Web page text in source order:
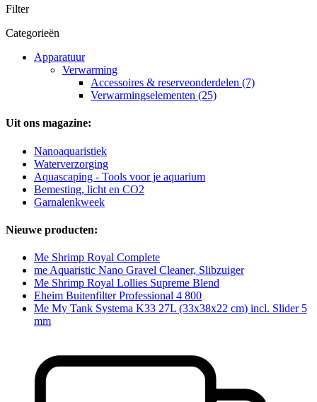
Filter
Categorieën
Apparatuur
Verwarming
Accessoires & reserveonderdelen (7)
Verwarmingselementen (25)
Uit ons magazine:
Nanoaquaristiek
Waterverzorging
Aquascaping - Tools voor je aquarium
Bemesting, licht en CO2
Garnalenkweek
Nieuwe producten:
Me Shrimp Royal Complete
me Aquaristic Nano Gravel Cleaner, Slibzuiger
Me Shrimp Royal Lollies Supreme Blend
Eheim Buitenfilter Professional 4 800
Me My Tank Systema K33 27L (33x38x22 cm) incl. Slider 5
mm